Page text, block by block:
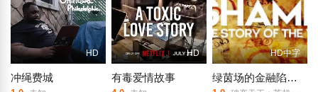
HD
冲绳费城
HD
有毒爱情故事
HD中字
绿茵场的金融陷阱：V11球星的黑天鹅事件